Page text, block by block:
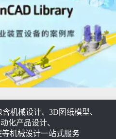
机械设计、3D图纸模型、
化产品设计、
等机械设计一站式服务